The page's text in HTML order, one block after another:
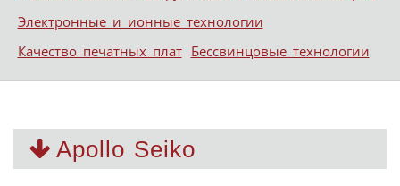
Электронные и ионные технологии
Качество печатных плат Бессвинцовые технологии
Apollo Seiko